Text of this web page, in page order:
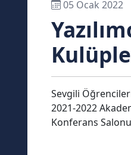
05 Ocak 2022
Sevgili
2021-2022
Konferans